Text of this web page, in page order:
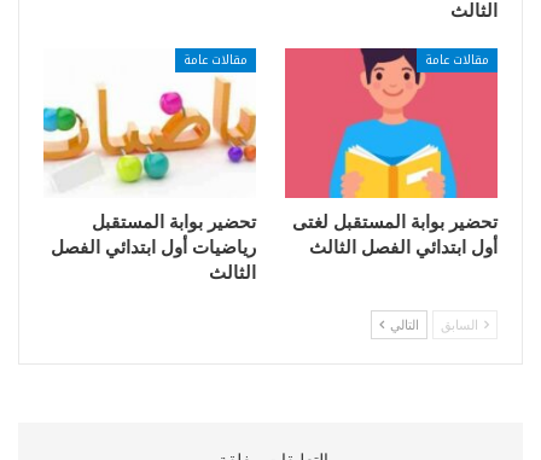
الثالث
مقالات عامة
تحضير بوابة المستقبل لغتى
أول ابتدائي الفصل الثالث
مقالات عامة
تحضير بوابة المستقبل
رياضيات أول ابتدائي الفصل
الثالث
السابق التالي